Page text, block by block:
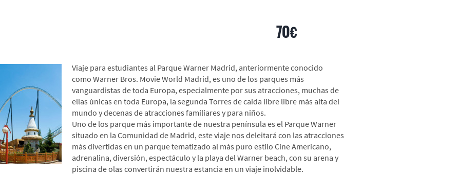
70€
Viaje para estudiantes al Parque Warner Madrid, anteriormente conocido
como Warner Bros. Movie World Madrid, es uno de los parques más
vanguardistas de toda Europa, especialmente por sus atracciones, muchas de
ellas únicas en toda Europa, la segunda Torres de caida libre libre más alta del
mundo y decenas de atracciones familiares y para niños.
Uno de los parque más importante de nuestra península es el Parque Warner
situado en la Comunidad de Madrid, este viaje nos deleitará con las atracciones
más divertidas en un parque tematizado al más puro estilo Cine Americano,
adrenalina, diversión, espectáculo y la playa del Warner beach, con su arena y
piscina de olas convertirán nuestra estancia en un viaje inolvidable.